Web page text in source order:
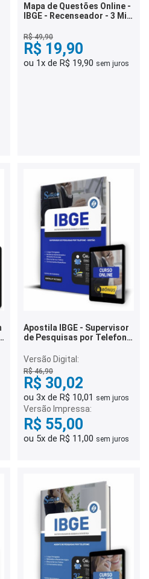
Mapa de Questões Online -
IBGE - Recenseador - 3 Mil
R$ 49,90
R$ 19,90
ou 1x de R$ 19,90 sem juros
Apostila IBGE - Supervisor
de Pesquisas por Telefone
Versão Digital:
R$ 46,90
R$ 30,02
ou 3x de R$ 10,01 sem juros
Versão Impressa:
R$ 55,00
ou 5x de R$ 11,00 sem juros